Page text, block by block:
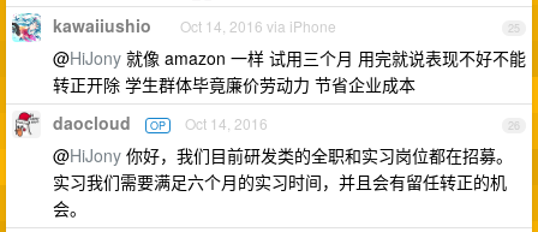
25
kawaiiushio Oct 14, 2016 via iPhone
@HiJony 就像 amazon 一样 试用三个月 用完就说表现不好不能
转正开除 学生群体毕竟廉价劳动力 节省企业成本
26
daocloud OP Oct 14, 2016
@HiJony 你好，我们目前研发类的全职和实习岗位都在招募。
实习我们需要满足六个月的实习时间，并且会有留任转正的机
会。